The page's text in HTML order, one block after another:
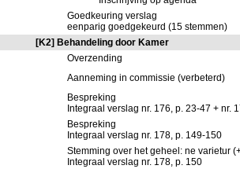
Goedkeuring verslag
eenparig goedgekeurd (15 stemmen)
[K2] Behandeling door Kamer
Overzending
Aanneming in commissie (verbeterd)
Bespreking
Integraal verslag nr. 176, p. 23-47 + nr.
Bespreking
Integraal verslag nr. 178, p. 149-150
Stemming over het geheel: ne varietur
Integraal verslag nr. 178, p. 150